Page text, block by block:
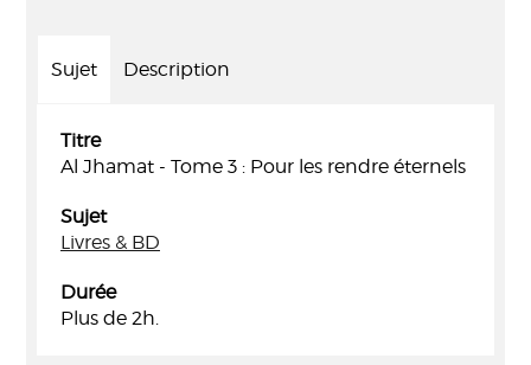
Sujet Description
Titre
Al Jhamat - Tome 3 : Pour les rendre éternels
Sujet
Livres & BD
Durée
Plus de 2h.